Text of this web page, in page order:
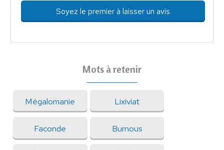
Soyez le premier à laisser un avis
Mots à retenir
Mégalomanie Lixiviat
Faconde Burnous